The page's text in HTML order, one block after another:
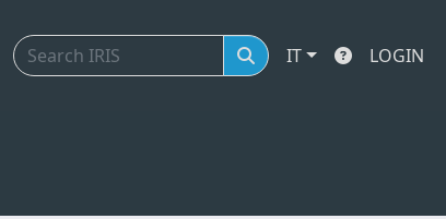
IT LOGIN